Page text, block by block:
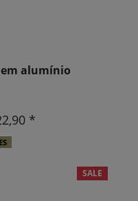
em alumínio
*
SALE